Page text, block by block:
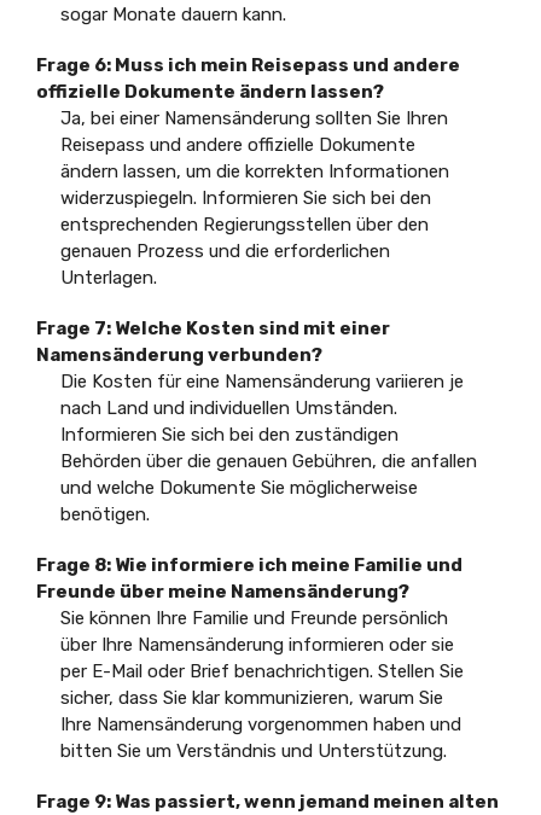
sogar Monate dauern kann.
Frage 6: Muss ich mein Reisepass und andere
offizielle Dokumente ändern lassen?
Ja, bei einer Namensänderung sollten Sie Ihren
Reisepass und andere offizielle Dokumente
ändern lassen, um die korrekten Informationen
widerzuspiegeln. Informieren Sie sich bei den
entsprechenden Regierungsstellen über den
genauen Prozess und die erforderlichen
Unterlagen.
Frage 7: Welche Kosten sind mit einer
Namensänderung verbunden?
Die Kosten für eine Namensänderung variieren je
nach Land und individuellen Umständen.
Informieren Sie sich bei den zuständigen
Behörden über die genauen Gebühren, die anfallen
und welche Dokumente Sie möglicherweise
benötigen.
Frage 8: Wie informiere ich meine Familie und
Freunde über meine Namensänderung?
Sie können Ihre Familie und Freunde persönlich
über Ihre Namensänderung informieren oder sie
per E-Mail oder Brief benachrichtigen. Stellen Sie
sicher, dass Sie klar kommunizieren, warum Sie
Ihre Namensänderung vorgenommen haben und
bitten Sie um Verständnis und Unterstützung.
Frage 9: Was passiert, wenn jemand meinen alten